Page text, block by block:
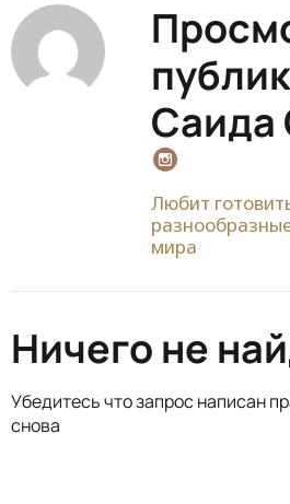
Саида
Любит
мира
Ничего не
Убедитесь что запрос написан
снова